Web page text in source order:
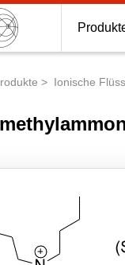
Ionische